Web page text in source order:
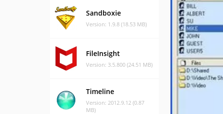
Sandboxie
Version: 1.9.8 (18.53 MB)
FileInsight
Version: 3.5.800 (24.51 MB)
Timeline
Version: 2012.9.12 (0.87
MB)